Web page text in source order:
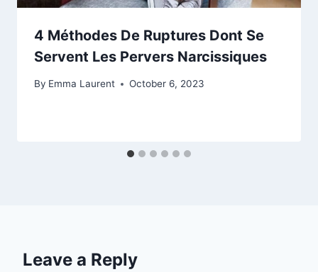
4 Méthodes De Ruptures Dont Se
Servent Les Pervers Narcissiques
By Emma Laurent October 6, 2023
Leave a Reply